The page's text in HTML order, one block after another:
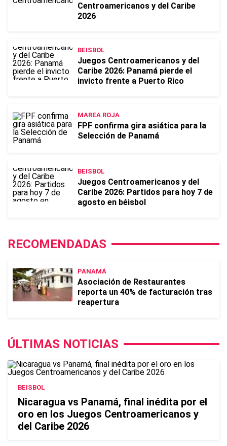
Centroamericanos y del Caribe
2026
BEISBOL
Juegos Centroamericanos y del
Caribe 2026: Panamá pierde el
invicto frente a Puerto Rico
MAREA ROJA
FPF confirma gira asiática para la
Selección de Panamá
BEISBOL
Juegos Centroamericanos y del
Caribe 2026: Partidos para hoy 7 de
agosto en béisbol
RECOMENDADAS
PANAMÁ
Asociación de Restaurantes
reporta un 40% de facturación tras
reapertura
ÚLTIMAS NOTICIAS
BEISBOL
Nicaragua vs Panamá, final inédita por el
oro en los Juegos Centroamericanos y
del Caribe 2026